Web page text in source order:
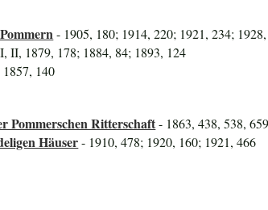
- 1905, 180; 1914, 220; 1921, 234;
II, 1879, 178; 1884, 84; 1893, 124
1857, 140
Pommerschen Ritterschaft- 1863, 438, 538,
Häuser- 1910, 478; 1920, 160; 1921, 466